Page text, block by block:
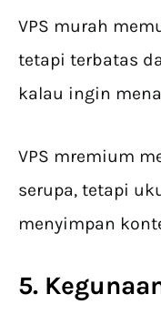
VPS murah
tetapi terbatas
kalau ingin
VPS mremium
serupa, tetapi
menyimpan
5.